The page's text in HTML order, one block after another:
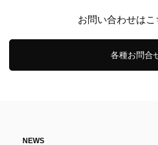
お問い合わせはこ
各種お問合
NEWS